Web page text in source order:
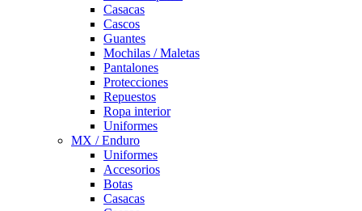
Casacas
Cascos
Guantes
Mochilas / Maletas
Pantalones
Protecciones
Repuestos
Ropa interior
Uniformes
MX / Enduro
Uniformes
Accesorios
Botas
Casacas